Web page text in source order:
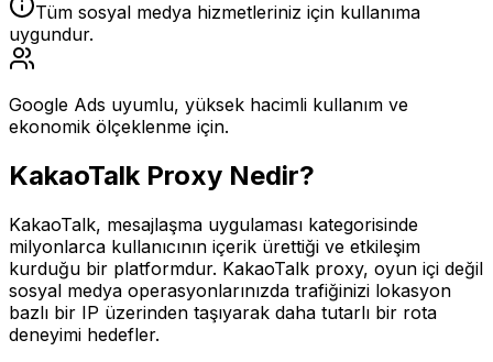
Tüm sosyal medya hizmetleriniz için kullanıma
uygundur.
Google Ads uyumlu, yüksek hacimli kullanım ve
ekonomik ölçeklenme için.
KakaoTalkProxy Nedir?
KakaoTalk, mesajlaşma uygulaması kategorisinde
milyonlarca kullanıcının içerik ürettiği ve etkileşim
kurduğu bir platformdur. KakaoTalk proxy, oyun içi değil
sosyal medya operasyonlarınızda trafiğinizi lokasyon
bazlı bir IP üzerinden taşıyarak daha tutarlı bir rota
deneyimi hedefler.